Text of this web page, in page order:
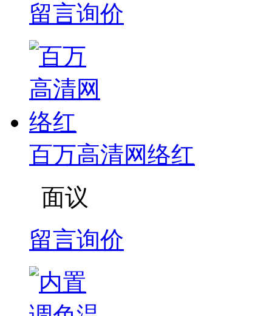
留言询价
百万高清网络红
面议
留言询价